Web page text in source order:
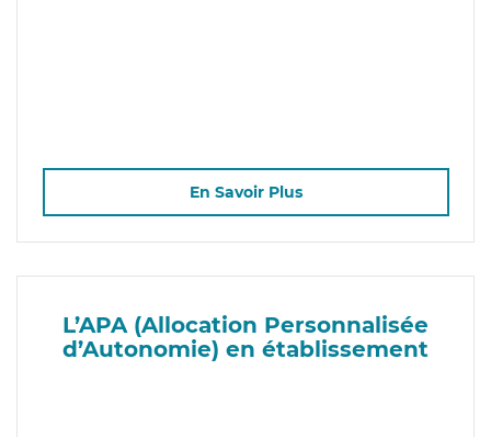
En Savoir Plus
L’APA (Allocation Personnalisée
d’Autonomie) en établissement